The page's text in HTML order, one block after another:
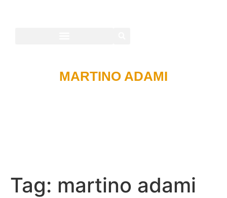
MARTINO ADAMI
Tag: martino adami